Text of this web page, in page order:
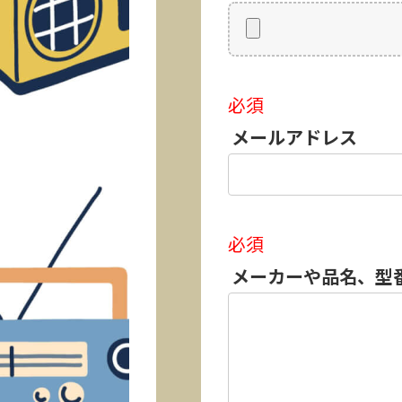
必須
メールアドレス
必須
メーカーや品名、型